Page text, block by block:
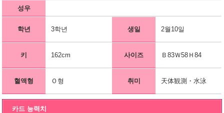
성우
학년 3학년 생일 2월10일
키 162cm 사이즈 Ｂ83Ｗ58Ｈ84
혈액형 Ｏ형 취미 天体観測・水泳
카드 능력치